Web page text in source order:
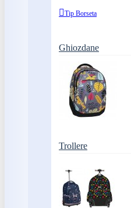
Tip Borseta
Ghiozdane
Trollere